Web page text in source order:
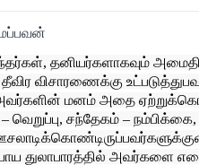
தனியர்களாகவும்
விசாரணைக்கு
மனம் அதை
வெறுப்பு, சந்தேகம் –
துலாபாரத்தில் அவர்களை